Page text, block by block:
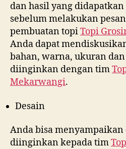
dan hasil yang
sebelum melakukan
pembuatan topiTopi
Anda dapat
bahan, warna, ukuran
diinginkan dengan tim
Mekarwangi.
Desain
Anda bisa menyampaikan
diinginkan kepada tim